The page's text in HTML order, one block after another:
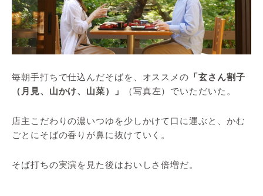
毎朝手打ちで仕込んだそばを、オススメの 「玄さん割子
（月見、山かけ、山菜）」
（写真左）でいただいた。
店主こだわりの濃いつゆを少しかけて口に運ぶと、かむ
ごとにそばの香りが鼻に抜けていく。
そば打ちの実演を見た後はおいしさ倍増だ。